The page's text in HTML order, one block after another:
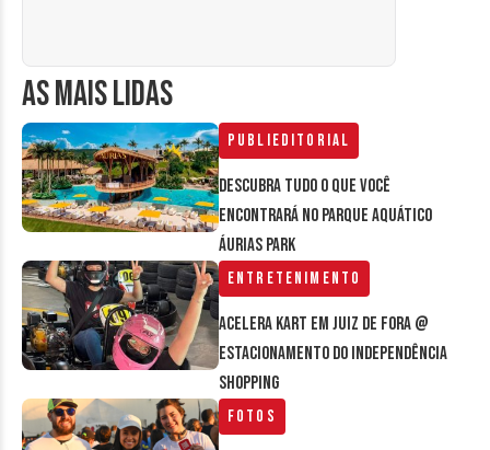
AS MAIS LIDAS
Publieditorial
Descubra tudo o que você
encontrará no parque aquático
Áurias Park
Entretenimento
Acelera Kart em Juiz de Fora @
estacionamento do Independência
Shopping
Fotos